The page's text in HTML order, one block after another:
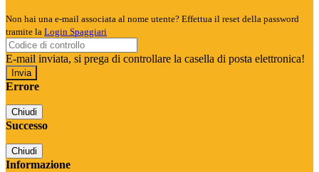
Non hai una e-mail associata al nome utente? Effettua il reset della password
tramite la Login Spaggiari
E-mail inviata, si prega di controllare la casella di posta elettronica!
Errore
Chiudi
Successo
Chiudi
Informazione